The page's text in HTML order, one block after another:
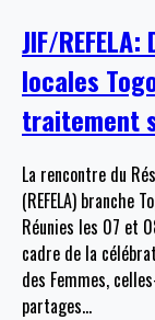
JIF/
locales
traitement
La rencontre du
(REFELA) branche
Réunies les 07 et
cadre de la
des Femmes,
partages…